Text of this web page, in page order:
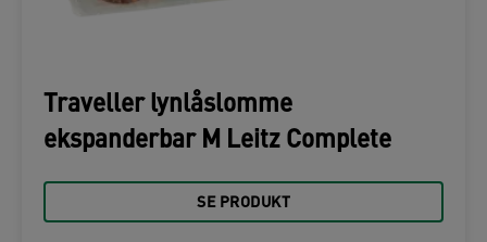
Traveller lynlåslomme
ekspanderbar M Leitz Complete
SE PRODUKT